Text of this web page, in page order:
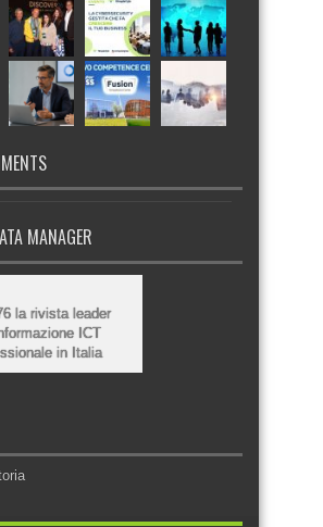
MANAGER
la rivista leader
ICT
in Italia